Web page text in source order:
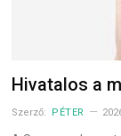
Hivatalos a
Szerző: PÉTER